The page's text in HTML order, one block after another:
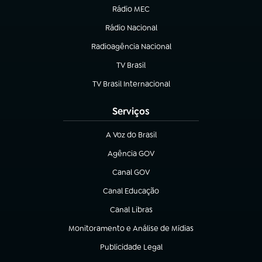
Rádio MEC
(abre em nova aba)
Rádio Nacional
Radioagência Nacional
(abre em nova aba)
TV Brasil
(abre em nova aba)
TV Brasil Internacional
(abre em nova aba)
Serviços
A Voz do Brasil
(abre em nova aba)
Agência GOV
(abre em nova aba)
Canal GOV
(abre em nova aba)
Canal Educação
(abre em nova aba)
Canal Libras
(abre em nova aba)
Monitoramento e Análise de Mídias
(abre em nova aba)
Publicidade Legal
(abre em nova aba)